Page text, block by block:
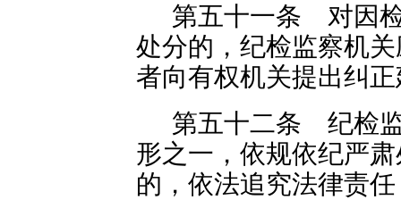
第五十一条 对因
处分的，纪检监察机
者向有权机关提出纠
第五十二条 纪检
形之一，依规依纪严
的，依法追究法律责